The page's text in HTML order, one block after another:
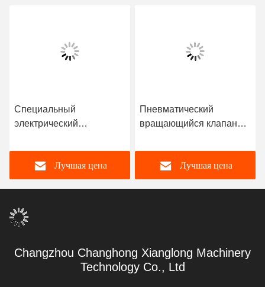
Специальный
электрический
нержавеющей стали
вращающийся
пневматический клапан
Лучшая цена
Пневматический
вращающийся клапан
электрический
диспенсер из
нержавеющей стали
Лучшая цена
Changzhou Changhong Xianglong Machinery
Technology Co., Ltd